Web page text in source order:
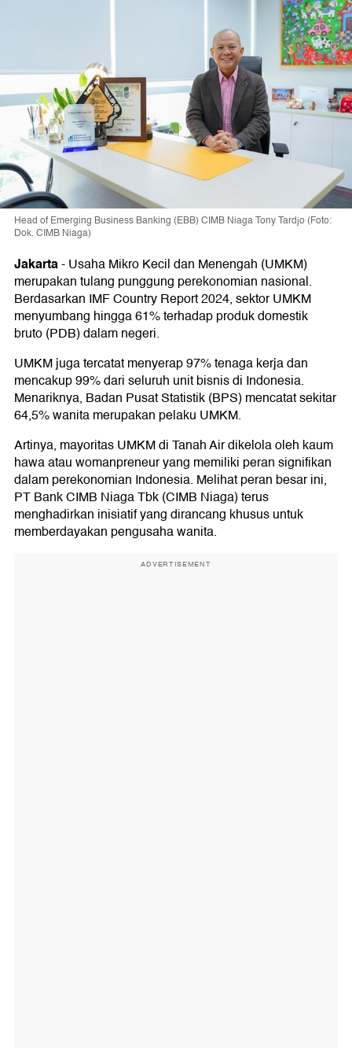
Head of Emerging Business Banking (EBB) CIMB Niaga Tony Tardjo (Foto:
Dok. CIMB Niaga)
Jakarta-Usaha Mikro Kecil dan Menengah (UMKM)
merupakan tulang punggung perekonomian nasional.
Berdasarkan IMF Country Report 2024, sektor UMKM
menyumbang hingga 61% terhadap produk domestik
bruto (PDB) dalam negeri.
UMKM juga tercatat menyerap 97% tenaga kerja dan
mencakup 99% dari seluruh unit bisnis di Indonesia.
Menariknya, Badan Pusat Statistik (BPS) mencatat sekitar
64,5% wanita merupakan pelaku UMKM.
Artinya, mayoritas UMKM di Tanah Air dikelola oleh kaum
hawa atau womanpreneur yang memiliki peran signifikan
dalam perekonomian Indonesia. Melihat peran besar ini,
PT Bank CIMB Niaga Tbk (CIMB Niaga) terus
menghadirkan inisiatif yang dirancang khusus untuk
memberdayakan pengusaha wanita.
ADVERTISEMENT